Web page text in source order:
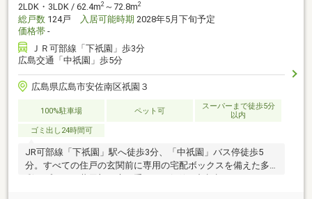
2LDK・3LDK / 62.4m2 ～72.8m2
総戸数 124戸 入居可能時期 2028年5月下旬予定
価格帯 -
ＪＲ可部線「下祇園」歩3分
広島交通「中祇園」歩5分
広島県広島市安佐南区祇園３
100%駐車場 ペット可
スーパーまで徒歩5分
以内
ゴミ出し24時間可
JR可部線「下祇園」駅へ徒歩3分、「中祇園」バス停徒歩5
分。すべての住戸の玄関前に専用の宅配ボックスを備えた多